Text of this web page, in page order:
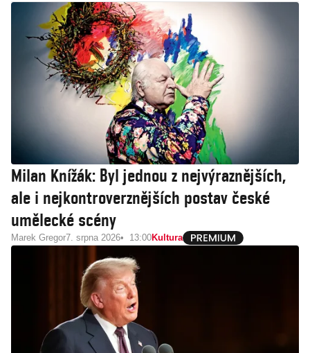
Milan Knížák: Byl jednou z nejvýraznějších,
ale i nejkontroverznějších postav české
umělecké scény
Marek Gregor7. srpna 2026 13:00Kultura